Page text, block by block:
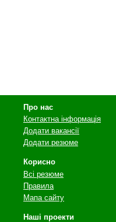
Про нас
Контактна інформація
Додати вакансії
Додати резюме
Корисно
Всі резюме
Правила
Мапа сайту
Наші проекти